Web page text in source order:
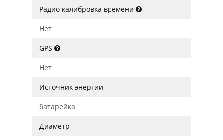
Радио калибровка времени
Нет
GPS
Нет
Источник энергии
батарейка
Диаметр